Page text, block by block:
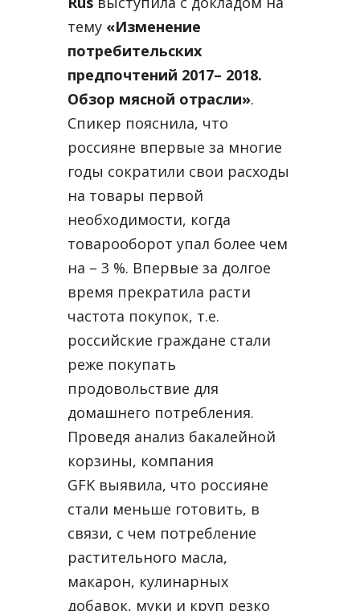
тему «Изменение
потребительских
предпочтений 2017– 2018.
Обзор мясной отрасли».
Спикер пояснила, что
россияне впервые за многие
годы сократили свои расходы
на товары первой
необходимости, когда
товарооборот упал более чем
на – 3 %. Впервые за долгое
время прекратила расти
частота покупок, т.е.
российские граждане стали
реже покупать
продовольствие для
домашнего потребления.
Проведя анализ бакалейной
корзины, компания
GFK выявила, что россияне
стали меньше готовить, в
связи, с чем потребление
растительного масла,
макарон, кулинарных
добавок, муки и круп резко